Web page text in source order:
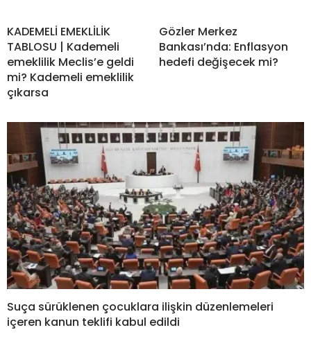
KADEMELİ EMEKLİLİK
TABLOSU | Kademeli
emeklilik Meclis’e geldi
mi? Kademeli emeklilik
çıkarsa
Gözler Merkez
Bankası’nda: Enflasyon
hedefi değişecek mi?
Suça sürüklenen çocuklara ilişkin düzenlemeleri
içeren kanun teklifi kabul edildi